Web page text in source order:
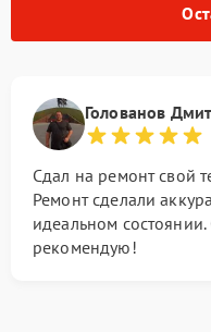
Голованов
Сдал на ремонт свой
Ремонт сделали
идеальном
рекомендую!